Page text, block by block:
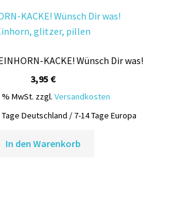
KACKE! Wünsch Dir was!
3,95 €
% MwSt. zzgl. Versandkosten
Tage Deutschland / 7-14 Tage Europa
In den Warenkorb